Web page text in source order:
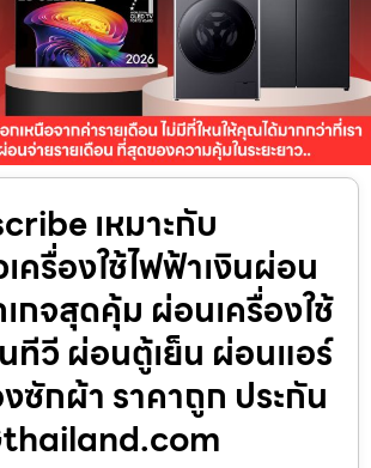
เหมาะกับ
ครื่องใช้ไฟฟ้าเงินผ่อน
กจสุดคุ้ม ผ่อนเครื่องใช้
ทีวี ผ่อนตู้เย็น ผ่อนแอร์
ซักผ้า ราคาถูก ประกัน